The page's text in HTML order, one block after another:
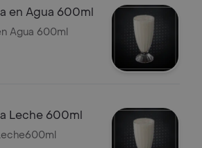
en Agua 600ml
Agua 600ml
Leche 600ml